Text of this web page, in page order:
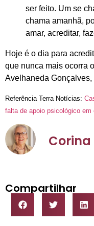
ser feito. Um se
chama amanhã,
amar, acreditar,
Hoje é o dia para
que nunca mais ocorra
Avelhaneda
Referência Terra Notícias:
falta de apoio psicológico em
Corina
Compartilhar